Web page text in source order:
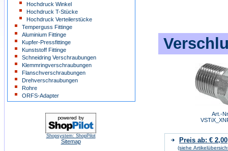
Hochdruck Winkel
Hochdruck T-Stücke
Hochdruck Verteilerstücke
Temperguss Fittinge
Aluminium Fittinge
Kupfer-Pressfittinge
Kunststoff Fittinge
Schneidring Verschraubungen
Klemmringverschraubungen
Flanschverschraubungen
Drehverschraubungen
Rohre
ORFS-Adapter
Shopsystem: ShopPilot
Sitemap
Art.-
Preis ab: € 2,00
(siehe